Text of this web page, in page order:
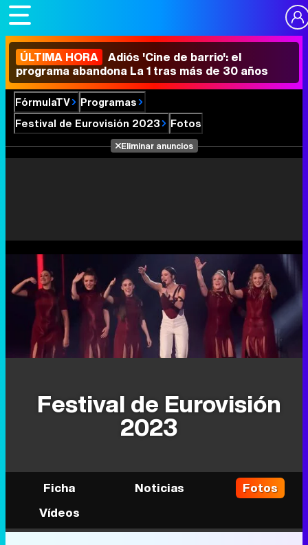
ÚLTIMA HORA Adiós 'Cine de barrio': el
programa abandona La 1 tras más de 30 años
FórmulaTV
Programas
Festival de Eurovisión 2023
Fotos
Eliminar anuncios
Festival de Eurovisión
2023
Ficha Noticias
Fotos
Vídeos